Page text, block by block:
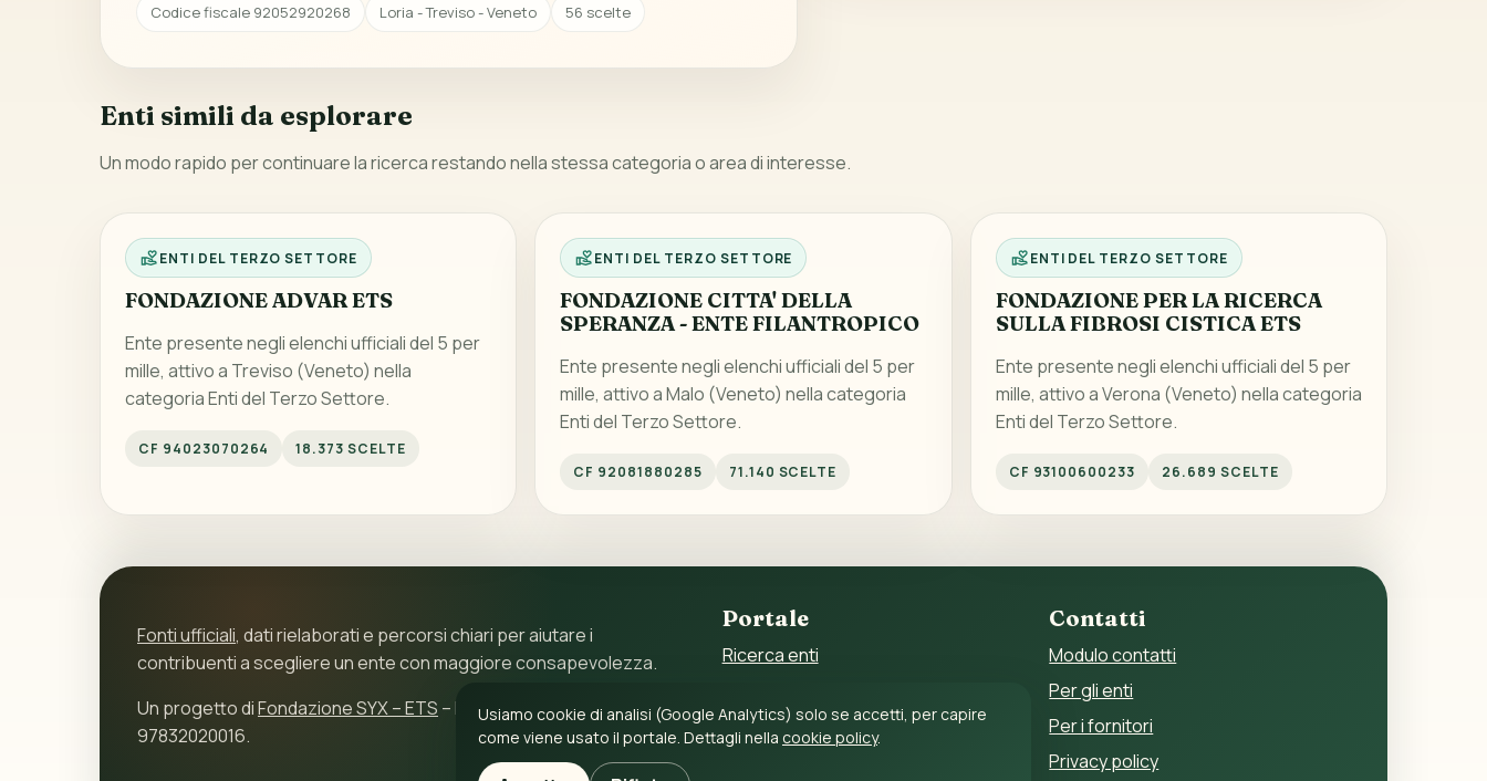
Codice fiscale 92052920268 Loria - Treviso - Veneto 56 scelte
Enti simili da esplorare
Un modo rapido per continuare la ricerca restando nella stessa categoria o area di interesse.
ENTI DEL TERZO SETTORE
FONDAZIONE ADVAR ETS
Ente presente negli elenchi ufficiali del 5 per
mille, attivo a Treviso (Veneto) nella
categoria Enti del Terzo Settore.
CF 94023070264 18.373 SCELTE
ENTI DEL TERZO SETTORE
FONDAZIONE CITTA' DELLA
SPERANZA - ENTE FILANTROPICO
Ente presente negli elenchi ufficiali del 5 per
mille, attivo a Malo (Veneto) nella categoria
Enti del Terzo Settore.
CF 92081880285 71.140 SCELTE
ENTI DEL TERZO SETTORE
FONDAZIONE PER LA RICERCA
SULLA FIBROSI CISTICA ETS
Ente presente negli elenchi ufficiali del 5 per
mille, attivo a Verona (Veneto) nella categoria
Enti del Terzo Settore.
CF 93100600233 26.689 SCELTE
Fonti ufficiali, dati rielaborati e percorsi chiari per aiutare i
contribuenti a scegliere un ente con maggiore consapevolezza.
Un progetto diFondazione SYX – ETS – P.IVA 11897790017 – C.F.
97832020016.
Portale
Ricerca enti
Guida al 5 per mille
Contatti
Modulo contatti
Per gli enti
Per i fornitori
Privacy policy
Usiamo cookie di analisi (Google Analytics) solo se accetti, per capire
come viene usato il portale. Dettagli nella cookie policy.